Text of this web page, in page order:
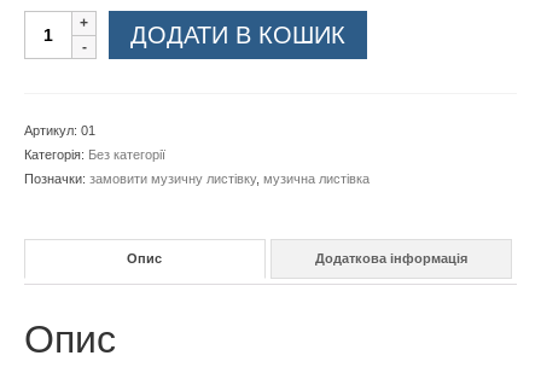
Музична
листівка
ДОДАТИ В КОШИК
Артикул: 01
Категорія: Без категорії
Позначки: замовити музичну листівку, музична листівка
Опис Додаткова інформація
Опис